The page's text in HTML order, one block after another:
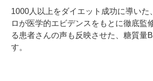
1000人以上をダイエット成功に導いた
ロが医学的エビデンスをもとに徹底監
る患者さんの声も反映させた、糖質量
す。